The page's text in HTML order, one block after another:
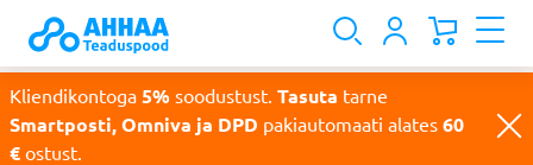
Kliendikontoga 5% soodustust. Tasuta tarne
Smartposti, Omniva ja DPD pakiautomaati alates 60
€ ostust.